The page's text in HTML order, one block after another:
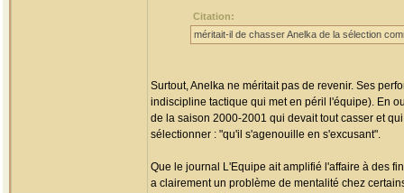
Citation:
méritait-il de chasser Anelka de la sélection
Surtout, Anelka ne méritait pas de revenir. Ses
indiscipline tactique qui met en péril l'équipe). En
de la saison 2000-2001 qui devait tout casser et
sélectionner : "qu'il s'agenouille en s'excusant".
Que le journal L'Equipe ait amplifié l'affaire à des
a clairement un problème de mentalité chez